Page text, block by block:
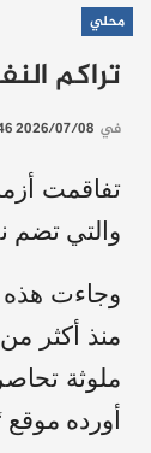
محلي
تراكم
في 2026/07/08 9:46ص
تفاقمت
والتي تضم نحو 1,16 مليون نازح وفق بيانات المفوضية السامية للأمم
وجاءت هذه
منذ أكثر
ملوثة
أورده موقع